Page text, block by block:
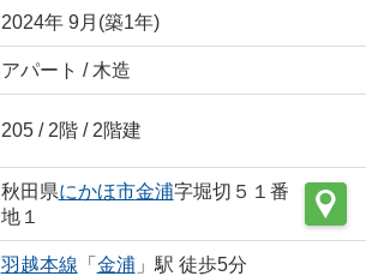
2024年 9月(築1年)
アパート / 木造
205 / 2階 / 2階建
秋田県にかほ市金浦字堀切５１番
地１
羽越本線 「 金浦 」駅 徒歩5分